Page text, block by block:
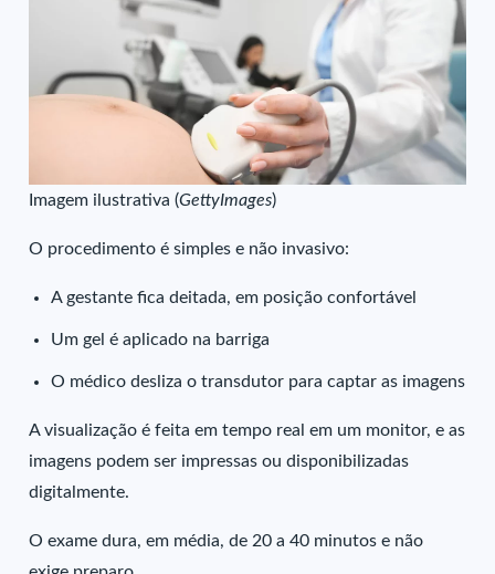
Imagem ilustrativa (GettyImages)
O procedimento é simples e não invasivo:
A gestante fica deitada, em posição confortável
Um gel é aplicado na barriga
O médico desliza o transdutor para captar as imagens
A visualização é feita em tempo real em um monitor, e as
imagens podem ser impressas ou disponibilizadas
digitalmente.
O exame dura, em média, de 20 a 40 minutos e não